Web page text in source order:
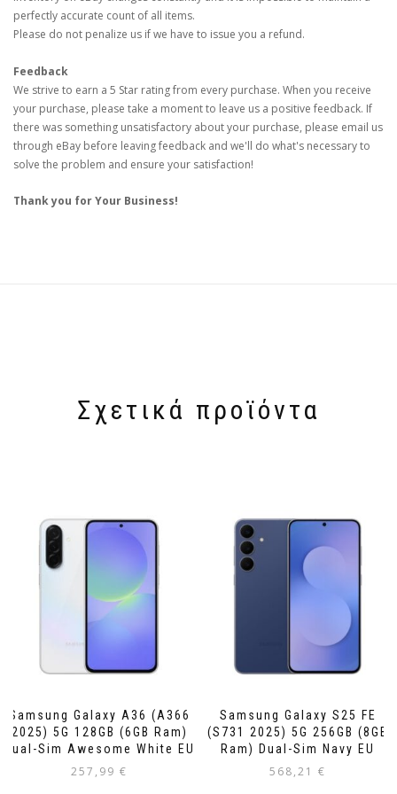
perfectly accurate count of all items.
Please do not penalize us if we have to issue you a refund.
Feedback
We strive to earn a 5 Star rating from every purchase. When you receive
your purchase, please take a moment to leave us a positive feedback. If
there was something unsatisfactory about your purchase, please email us
through eBay before leaving feedback and we'll do what's necessary to
solve the problem and ensure your satisfaction!
Thank you for Your Business!
Σχετικά προϊόντα
Samsung Galaxy A36 (A366
2025) 5G 128GB (6GB Ram)
Dual-Sim Awesome White EU
257,99 €
Samsung Galaxy S25 FE
(S731 2025) 5G 256GB (8GB
Ram) Dual-Sim Navy EU
568,21 €